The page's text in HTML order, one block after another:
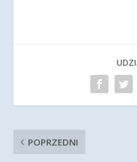
POPRZEDNI